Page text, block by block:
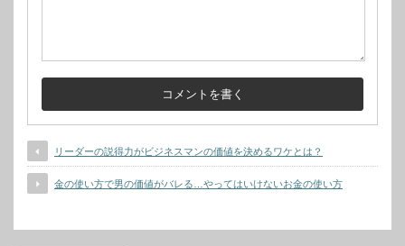
リーダーの説得力がビジネスマンの価値を決めるワケとは？
金の使い方で男の価値がバレる…やってはいけないお金の使い方